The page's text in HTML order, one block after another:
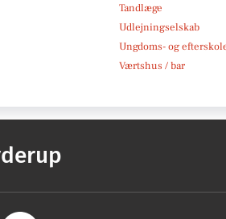
Tandlæge
Udlejningselskab
Ungdoms- og
Værtshus / bar